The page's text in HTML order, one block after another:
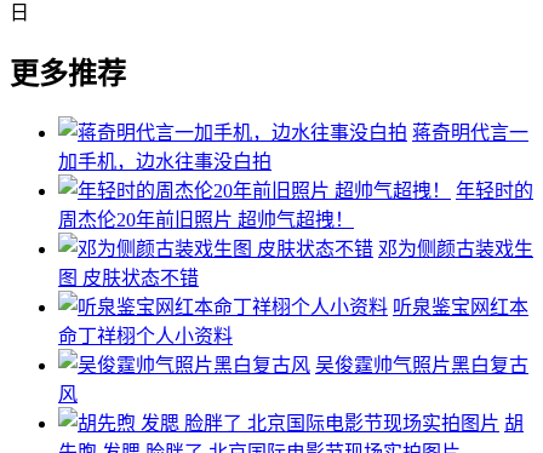
日
更多推荐
蒋奇明代言一
加手机，边水往事没白拍
年轻时的
周杰伦20年前旧照片 超帅气超拽！
邓为侧颜古装戏生
图 皮肤状态不错
听泉鉴宝网红本
命丁祥栩个人小资料
吴俊霆帅气照片黑白复古
风
胡